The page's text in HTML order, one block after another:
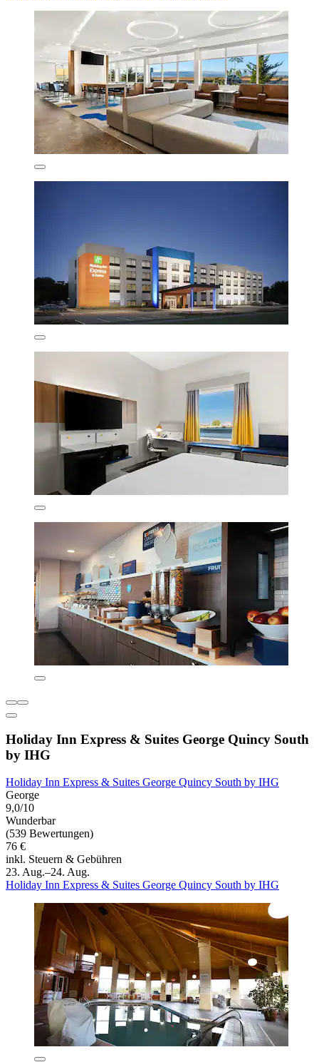
Holiday Inn Express & Suites George Quincy South
by IHG
Holiday Inn Express & Suites George Quincy South by IHG
George
9,0/10
Wunderbar
(539 Bewertungen)
76 €
inkl. Steuern & Gebühren
23. Aug.–24. Aug.
Holiday Inn Express & Suites George Quincy South by IHG